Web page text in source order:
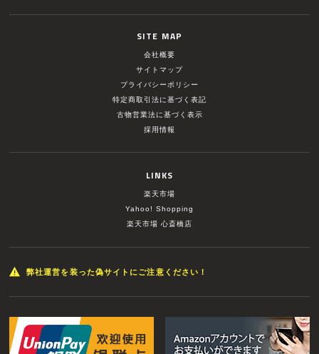
SITE MAP
会社概要
サイトマップ
プライバシーポリシー
特定商取引法に基づく表記
古物営業法に基づく表示
採用情報
LINKS
楽天市場
Yahoo! Shopping
楽天市場 心斎橋店
弊社運営を装った偽サイトにご注意ください！